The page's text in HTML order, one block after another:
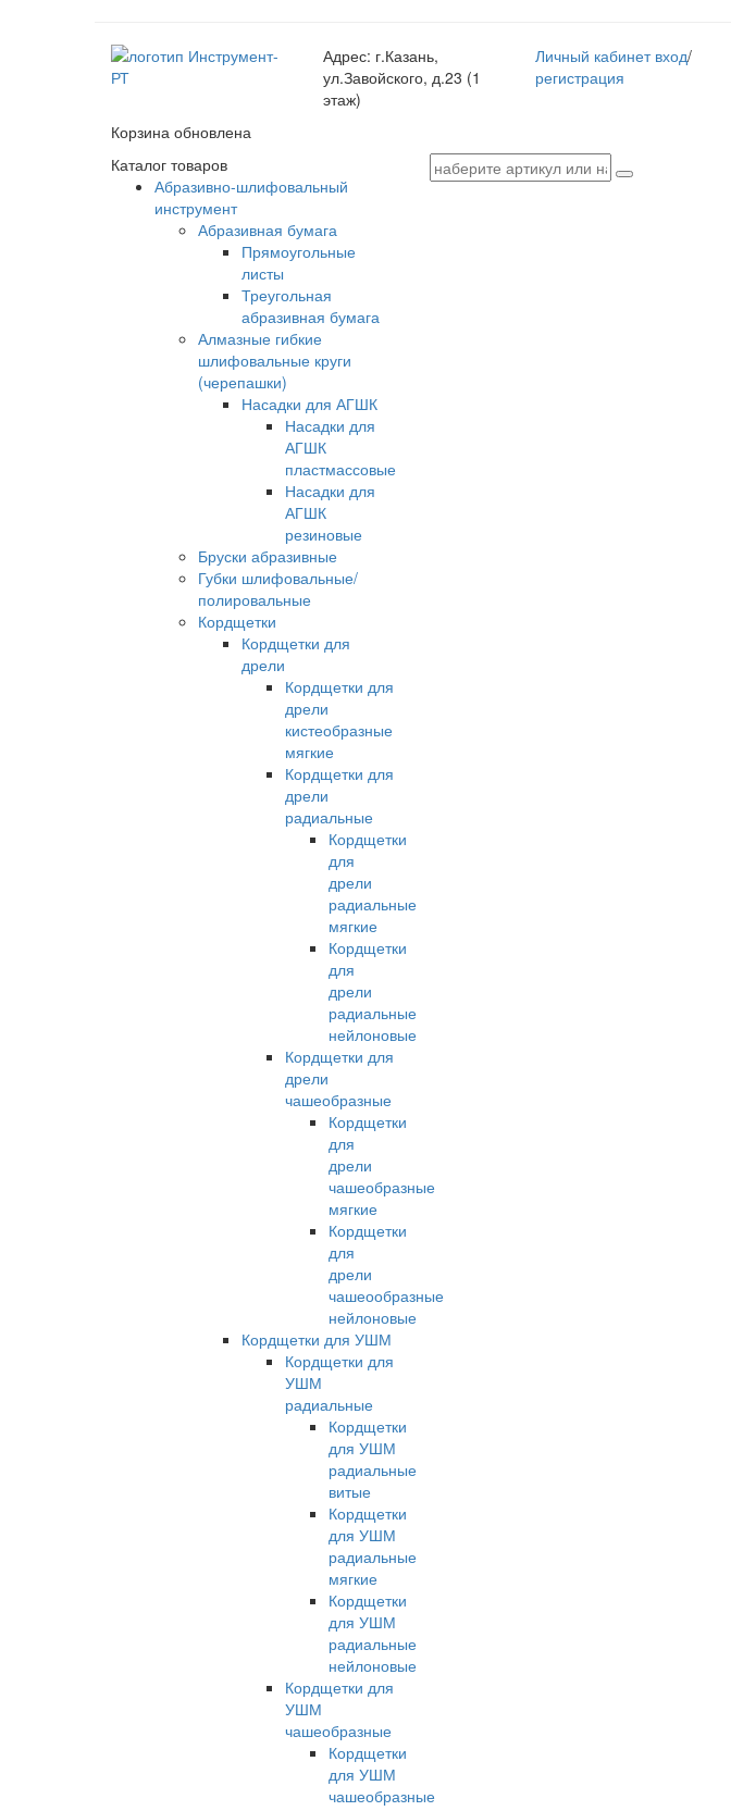
Адрес: г.Казань,
ул.Завойского, д.23 (1
этаж)
Личный кабинет вход/
регистрация
Корзина обновлена
Каталог товаров
Абразивно-шлифовальный
инструмент
Абразивная бумага
Прямоугольные
листы
Треугольная
абразивная бумага
Алмазные гибкие
шлифовальные круги
(черепашки)
Насадки для АГШК
Насадки для
АГШК
пластмассовые
Насадки для
АГШК
резиновые
Бруски абразивные
Губки шлифовальные/
полировальные
Кордщетки
Кордщетки для
дрели
Кордщетки для
дрели
кистеобразные
мягкие
Кордщетки для
дрели
радиальные
Кордщетки
для
дрели
радиальные
мягкие
Кордщетки
для
дрели
радиальные
нейлоновые
Кордщетки для
дрели
чашеобразные
Кордщетки
для
дрели
чашеобразные
мягкие
Кордщетки
для
дрели
чашеообразные
нейлоновые
Кордщетки для УШМ
Кордщетки для
УШМ
радиальные
Кордщетки
для УШМ
радиальные
витые
Кордщетки
для УШМ
радиальные
мягкие
Кордщетки
для УШМ
радиальные
нейлоновые
Кордщетки для
УШМ
чашеобразные
Кордщетки
для УШМ
чашеобразные